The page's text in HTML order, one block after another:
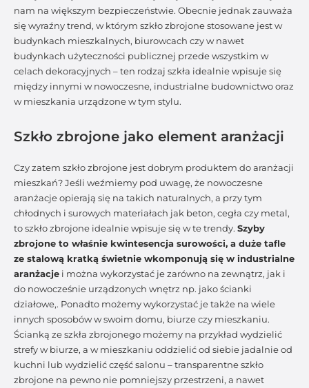
nam na większym bezpieczeństwie. Obecnie jednak zauważa
się wyraźny trend, w którym szkło zbrojone stosowane jest w
budynkach mieszkalnych, biurowcach czy w nawet
budynkach użyteczności publicznej przede wszystkim w
celach dekoracyjnych – ten rodzaj szkła idealnie wpisuje się
między innymi w nowoczesne, industrialne budownictwo oraz
w mieszkania urządzone w tym stylu.
Szkło zbrojone jako element aranżacji
Czy zatem szkło zbrojone jest dobrym produktem do aranżacji
mieszkań? Jeśli weźmiemy pod uwagę, że nowoczesne
aranżacje opierają się na takich naturalnych, a przy tym
chłodnych i surowych materiałach jak beton, cegła czy metal,
to szkło zbrojone idealnie wpisuje się w te trendy. Szyby
zbrojone to właśnie kwintesencja surowości, a duże tafle
ze stalową kratką świetnie wkomponują się w industrialne
aranżacje i można wykorzystać je zarówno na zewnątrz, jak i
do nowocześnie urządzonych wnętrz np. jako ścianki
działowe,. Ponadto możemy wykorzystać je także na wiele
innych sposobów w swoim domu, biurze czy mieszkaniu.
Ścianką ze szkła zbrojonego możemy na przykład wydzielić
strefy w biurze, a w mieszkaniu oddzielić od siebie jadalnie od
kuchni lub wydzielić część salonu – transparentne szkło
zbrojone na pewno nie pomniejszy przestrzeni, a nawet